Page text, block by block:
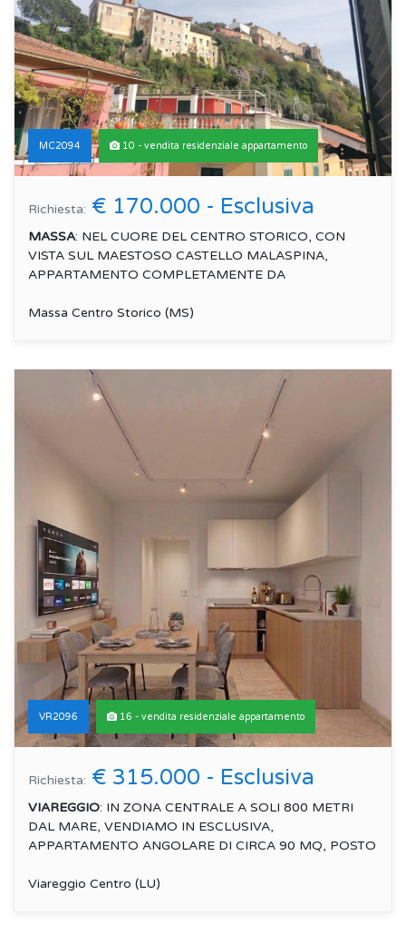
MC2094 10 - vendita residenziale appartamento
Richiesta: € 170.000 - Esclusiva
MASSA: NEL CUORE DEL CENTRO STORICO, CON
VISTA SUL MAESTOSO CASTELLO MALASPINA,
APPARTAMENTO COMPLETAMENTE DA
Massa Centro Storico (MS)
VR2096 16 - vendita residenziale appartamento
Richiesta: € 315.000 - Esclusiva
VIAREGGIO: IN ZONA CENTRALE A SOLI 800 METRI
DAL MARE, VENDIAMO IN ESCLUSIVA,
APPARTAMENTO ANGOLARE DI CIRCA 90 MQ, POSTO
Viareggio Centro (LU)